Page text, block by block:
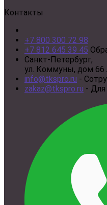
Контакты
+7 800 300 72 98
+7 812 645 39 45
Санкт-Петербург,
ул. Коммуны, дом 66
info@tkspro.ru -
zakaz@tkspro.ru - Для